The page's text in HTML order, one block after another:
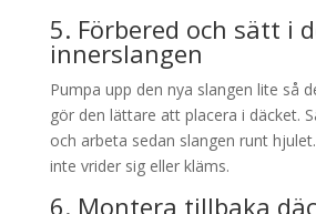
5. Förbered och sätt i
innerslangen
Pumpa upp den nya slangen lite så
gör den lättare att placera i däcket.
och arbeta sedan slangen runt
inte vrider sig eller kläms.
6. Montera tillbaka